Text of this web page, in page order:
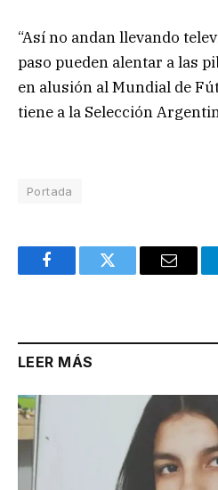
“Así no andan llevando
paso pueden alentar a las
en alusión al Mundial de
tiene a la Selección
Portada
FacebookTwitter Email
LEER MÁS